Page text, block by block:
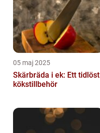
05 maj 2025
Skärbräda i ek: Ett tidlöst
kökstillbehör